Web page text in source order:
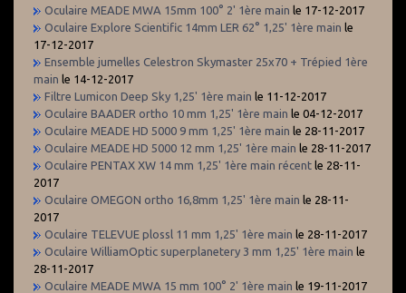
Oculaire MEADE MWA 15mm 100° 2' 1ère main le 17-12-2017
Oculaire Explore Scientific 14mm LER 62° 1,25' 1ère main le
17-12-2017
Ensemble jumelles Celestron Skymaster 25x70 + Trépied 1ère
main le 14-12-2017
Filtre Lumicon Deep Sky 1,25' 1ère main le 11-12-2017
Oculaire BAADER ortho 10 mm 1,25' 1ère main le 04-12-2017
Oculaire MEADE HD 5000 9 mm 1,25' 1ère main le 28-11-2017
Oculaire MEADE HD 5000 12 mm 1,25' 1ère main le 28-11-2017
Oculaire PENTAX XW 14 mm 1,25' 1ère main récent le 28-11-
2017
Oculaire OMEGON ortho 16,8mm 1,25' 1ère main le 28-11-
2017
Oculaire TELEVUE plossl 11 mm 1,25' 1ère main le 28-11-2017
Oculaire WilliamOptic superplanetery 3 mm 1,25' 1ère main le
28-11-2017
Oculaire MEADE MWA 15 mm 100° 2' 1ère main le 19-11-2017